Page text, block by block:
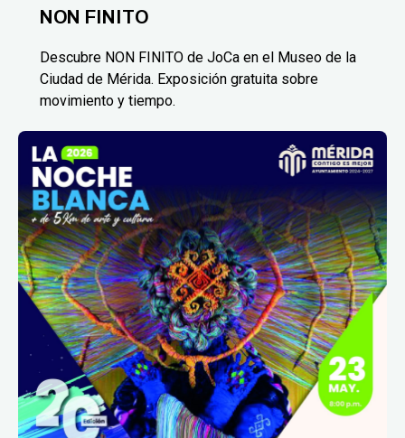
NON FINITO
Descubre NON FINITO de JoCa en el Museo de la
Ciudad de Mérida. Exposición gratuita sobre
movimiento y tiempo.